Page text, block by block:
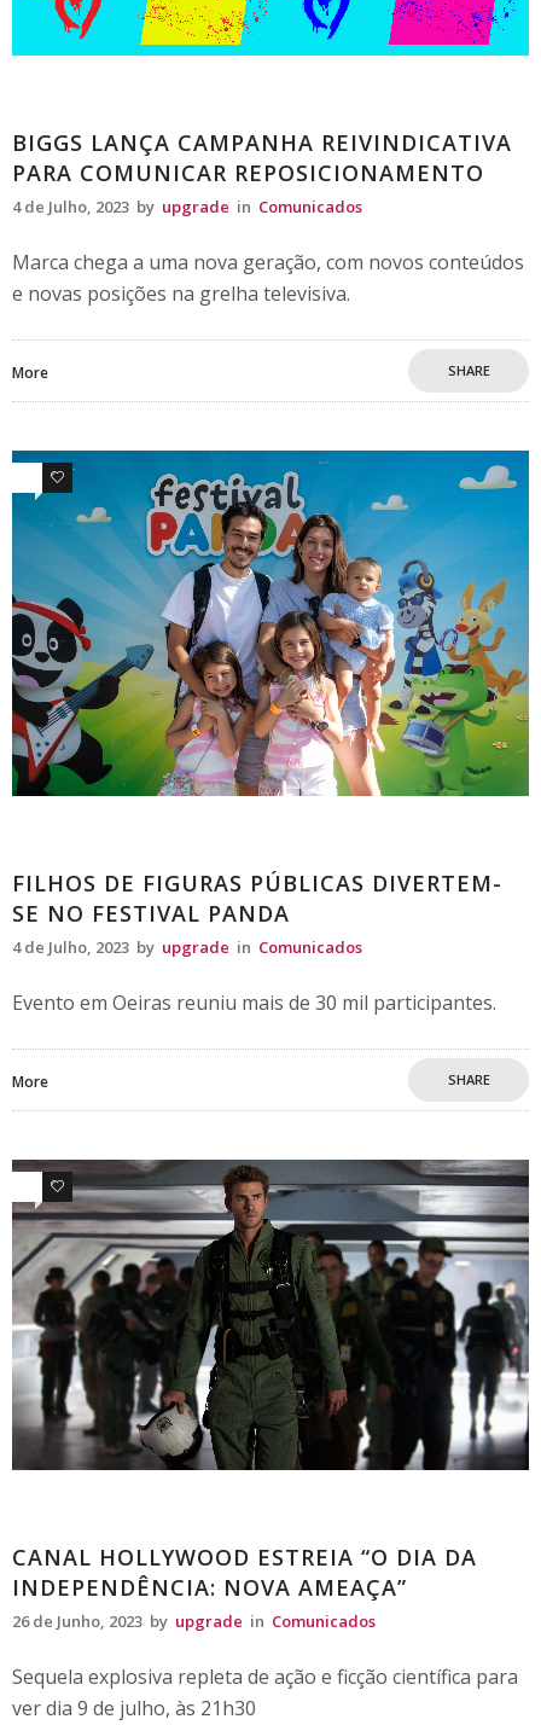
BIGGS LANÇA CAMPANHA REIVINDICATIVA
PARA COMUNICAR REPOSICIONAMENTO
4 de Julho, 2023 by upgrade in Comunicados
Marca chega a uma nova geração, com novos conteúdos
e novas posições na grelha televisiva.
More SHARE
0
FILHOS DE FIGURAS PÚBLICAS DIVERTEM-
SE NO FESTIVAL PANDA
4 de Julho, 2023 by upgrade in Comunicados
Evento em Oeiras reuniu mais de 30 mil participantes.
More SHARE
0
CANAL HOLLYWOOD ESTREIA “O DIA DA
INDEPENDÊNCIA: NOVA AMEAÇA”
26 de Junho, 2023 by upgrade in Comunicados
Sequela explosiva repleta de ação e ficção científica para
ver dia 9 de julho, às 21h30